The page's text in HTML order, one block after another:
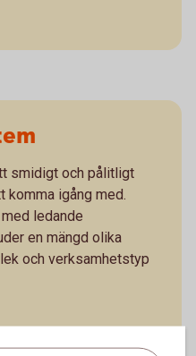
smidigt och pålitligt
igång med.
ledande
en mängd olika
och verksamhetstyp